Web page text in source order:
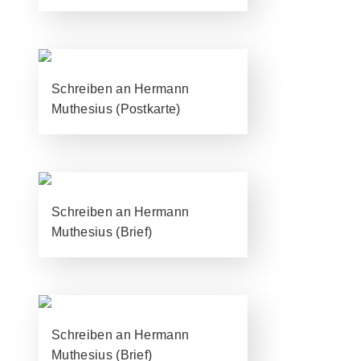
Schreiben an Hermann
Muthesius (Postkarte)
Schreiben an Hermann
Muthesius (Brief)
Schreiben an Hermann
Muthesius (Brief)